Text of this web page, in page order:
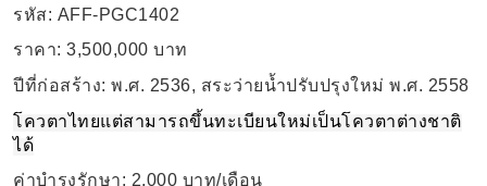
รหัส: AFF-PGC1402
ราคา: 3,500,000 บาท
ปีที่ก่อสร้าง: พ.ศ. 2536, สระว่ายน้ำปรับปรุงใหม่ พ.ศ. 2558
โควตาไทยแต่สามารถขึ้นทะเบียนใหม่เป็นโควตาต่างชาติ
ได้
ค่าบำรุงรักษา: 2,000 บาท/เดือน